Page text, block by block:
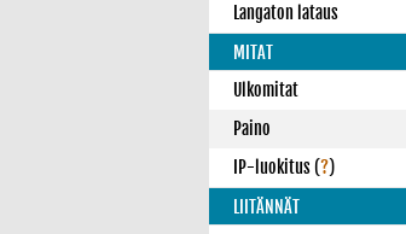
Langaton lataus
MITAT
Ulkomitat
Paino
IP-luokitus(?)
LIITÄNNÄT